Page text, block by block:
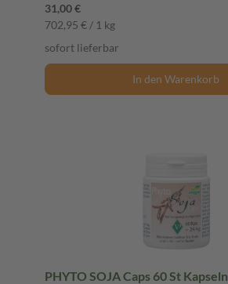
31,00 €
702,95 € / 1 kg
sofort lieferbar
In den Warenkorb
PHYTO SOJA Caps 60 St Kapseln